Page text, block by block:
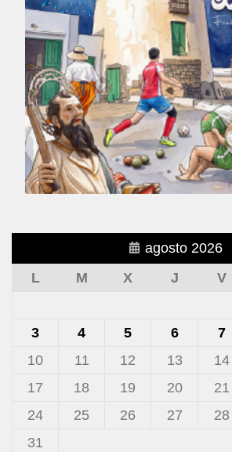
agosto 2026
L
M X J V
3
4 5 6 7
10
11 12 13 14
17
18 19 20 21
24
25 26 27 28
31